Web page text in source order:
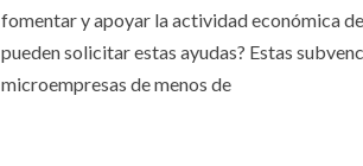
fomentar y apoyar la actividad económica
pueden solicitar estas ayudas? Estas
microempresas de menos de